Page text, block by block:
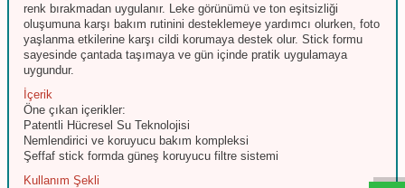
renk bırakmadan uygulanır. Leke görünümü ve ton eşitsizliği
oluşumuna karşı bakım rutinini desteklemeye yardımcı olurken, foto
yaşlanma etkilerine karşı cildi korumaya destek olur. Stick formu
sayesinde çantada taşımaya ve gün içinde pratik uygulamaya
uygundur.
İçerik
Öne çıkan içerikler:
Patentli Hücresel Su Teknolojisi
Nemlendirici ve koruyucu bakım kompleksi
Şeffaf stick formda güneş koruyucu filtre sistemi
Kullanım Şekli